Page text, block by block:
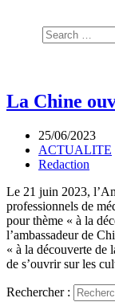
La Chine
25/06/2023
ACTUALITE
Redaction
Le 21 juin 2023,
professionnels de
pour thème « à la
l’ambassadeur de
« à la découverte de
de s’ouvrir sur les
Rechercher :